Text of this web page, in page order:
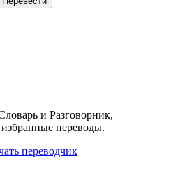
и Разговорник,
переводы.